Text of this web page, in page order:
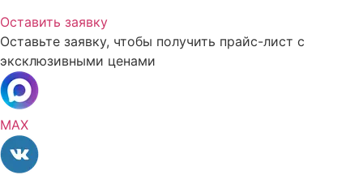
Оставить заявку
Оставьте заявку, чтобы получить прайс-лист с
эксклюзивными ценами
MAX